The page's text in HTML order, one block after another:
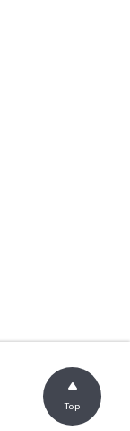
Top